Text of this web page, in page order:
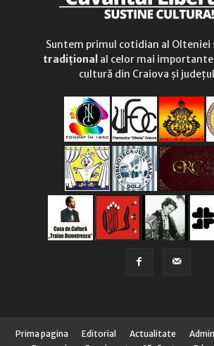
Suntem primul cotidian al Olteniei
tradițional al celor mai
cultură din Craiova și
Prima pagina Editorial Actualitate